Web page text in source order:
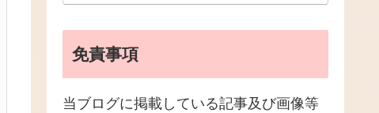
免責事項
当ブログに掲載している記事及び画像等